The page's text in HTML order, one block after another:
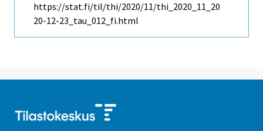
https://stat.fi/til/thi/2020/11/thi_2020_11_20
20-12-23_tau_012_fi.html